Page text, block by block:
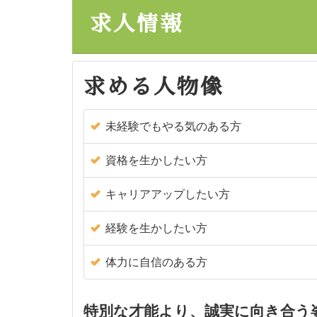
求人情報
求める人物像
未経験でもやる気のある方
資格を生かしたい方
キャリアアップしたい方
経験を生かしたい方
体力に自信のある方
特別な才能より、誠実に向き合う